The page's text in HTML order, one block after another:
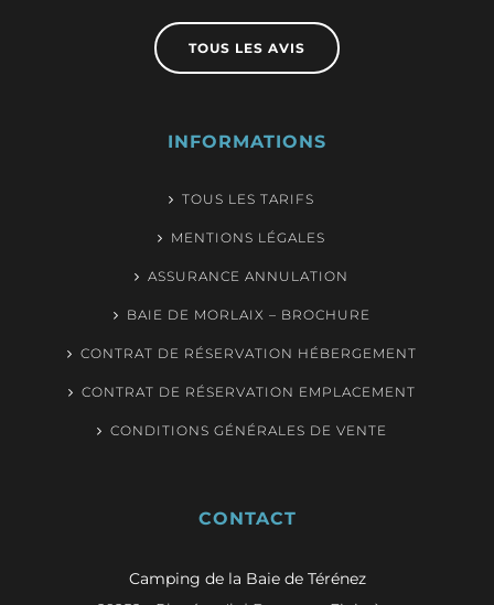
TOUS LES AVIS
INFORMATIONS
TOUS LES TARIFS
MENTIONS LÉGALES
ASSURANCE ANNULATION
BAIE DE MORLAIX – BROCHURE
CONTRAT DE RÉSERVATION HÉBERGEMENT
CONTRAT DE RÉSERVATION EMPLACEMENT
CONDITIONS GÉNÉRALES DE VENTE
CONTACT
Camping de la Baie de Térénez